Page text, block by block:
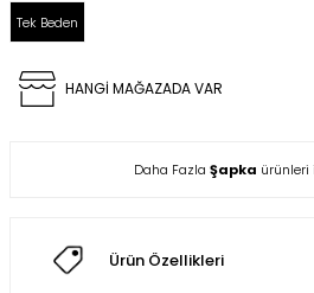
Tek Beden
HANGİ MAĞAZADA VAR
Daha Fazla Şapka ürünleri
Ürün Özellikleri